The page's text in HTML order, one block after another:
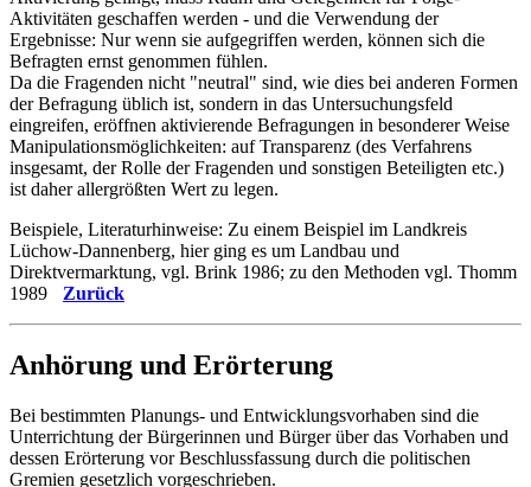
Aktivitäten geschaffen werden - und die Verwendung der
Ergebnisse: Nur wenn sie aufgegriffen werden, können sich die
Befragten ernst genommen fühlen.
Da die Fragenden nicht "neutral" sind, wie dies bei anderen Formen
der Befragung üblich ist, sondern in das Untersuchungsfeld
eingreifen, eröffnen aktivierende Befragungen in besonderer Weise
Manipulationsmöglichkeiten: auf Transparenz (des Verfahrens
insgesamt, der Rolle der Fragenden und sonstigen Beteiligten etc.)
ist daher allergrößten Wert zu legen.
Beispiele, Literaturhinweise: Zu einem Beispiel im Landkreis
Lüchow-Dannenberg, hier ging es um Landbau und
Direktvermarktung, vgl. Brink 1986; zu den Methoden vgl. Thomm
1989
Zurück
Anhörung und Erörterung
Bei bestimmten Planungs- und Entwicklungsvorhaben sind die
Unterrichtung der Bürgerinnen und Bürger über das Vorhaben und
dessen Erörterung vor Beschlussfassung durch die politischen
Gremien gesetzlich vorgeschrieben.